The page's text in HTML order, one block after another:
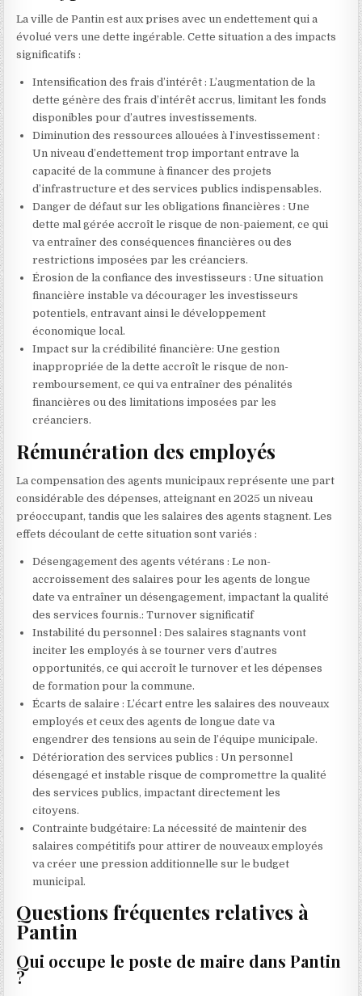
La ville de Pantin est aux prises avec un endettement qui a
évolué vers une dette ingérable. Cette situation a des impacts
significatifs :
Intensification des frais d’intérêt : L’augmentation de la
dette génère des frais d’intérêt accrus, limitant les fonds
disponibles pour d’autres investissements.
Diminution des ressources allouées à l’investissement :
Un niveau d’endettement trop important entrave la
capacité de la commune à financer des projets
d’infrastructure et des services publics indispensables.
Danger de défaut sur les obligations financières : Une
dette mal gérée accroît le risque de non-paiement, ce qui
va entraîner des conséquences financières ou des
restrictions imposées par les créanciers.
Érosion de la confiance des investisseurs : Une situation
financière instable va décourager les investisseurs
potentiels, entravant ainsi le développement
économique local.
Impact sur la crédibilité financière: Une gestion
inappropriée de la dette accroît le risque de non-
remboursement, ce qui va entraîner des pénalités
financières ou des limitations imposées par les
créanciers.
Rémunération des employés
La compensation des agents municipaux représente une part
considérable des dépenses, atteignant en 2025 un niveau
préoccupant, tandis que les salaires des agents stagnent. Les
effets découlant de cette situation sont variés :
Désengagement des agents vétérans : Le non-
accroissement des salaires pour les agents de longue
date va entraîner un désengagement, impactant la qualité
des services fournis.: Turnover significatif
Instabilité du personnel : Des salaires stagnants vont
inciter les employés à se tourner vers d’autres
opportunités, ce qui accroît le turnover et les dépenses
de formation pour la commune.
Écarts de salaire : L’écart entre les salaires des nouveaux
employés et ceux des agents de longue date va
engendrer des tensions au sein de l’équipe municipale.
Détérioration des services publics : Un personnel
désengagé et instable risque de compromettre la qualité
des services publics, impactant directement les
citoyens.
Contrainte budgétaire: La nécessité de maintenir des
salaires compétitifs pour attirer de nouveaux employés
va créer une pression additionnelle sur le budget
municipal.
Questions fréquentes relatives à
Pantin
Qui occupe le poste de maire dans Pantin
?